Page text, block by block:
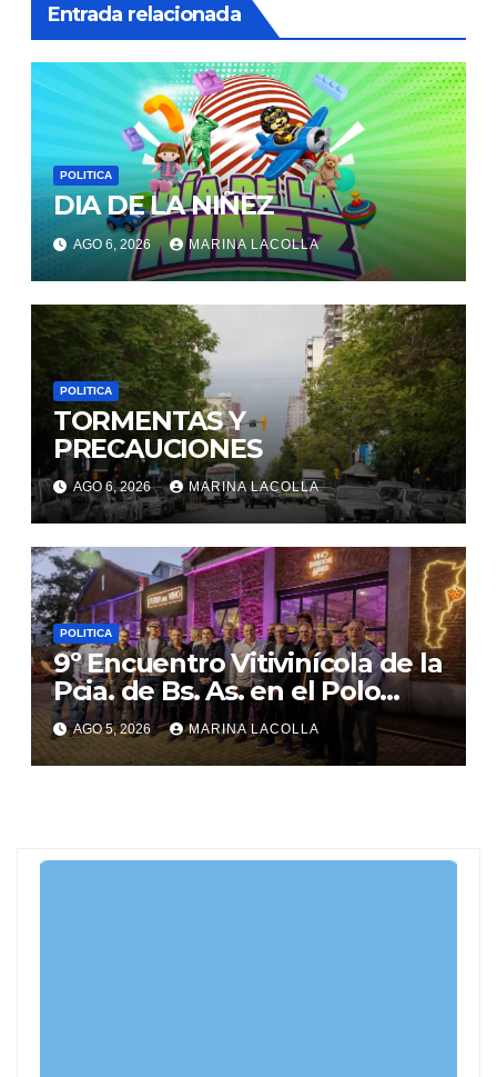
Entrada relacionada
POLITICA
DIA DE LA NIÑEZ
AGO 6, 2026 MARINA LACOLLA
POLITICA
TORMENTAS Y
PRECAUCIONES
AGO 6, 2026 MARINA LACOLLA
POLITICA
9º Encuentro Vitivinícola de la
Pcia. de Bs. As. en el Polo
Gastronómico de Malvinas
Argentinas
AGO 5, 2026 MARINA LACOLLA